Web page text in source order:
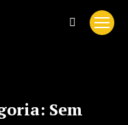
Search:
Sem